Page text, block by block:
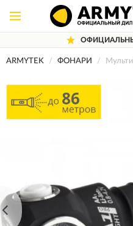
ОФИЦИАЛЬНЫЙДИЛЕР
ARMYTEK ФОНАРИ